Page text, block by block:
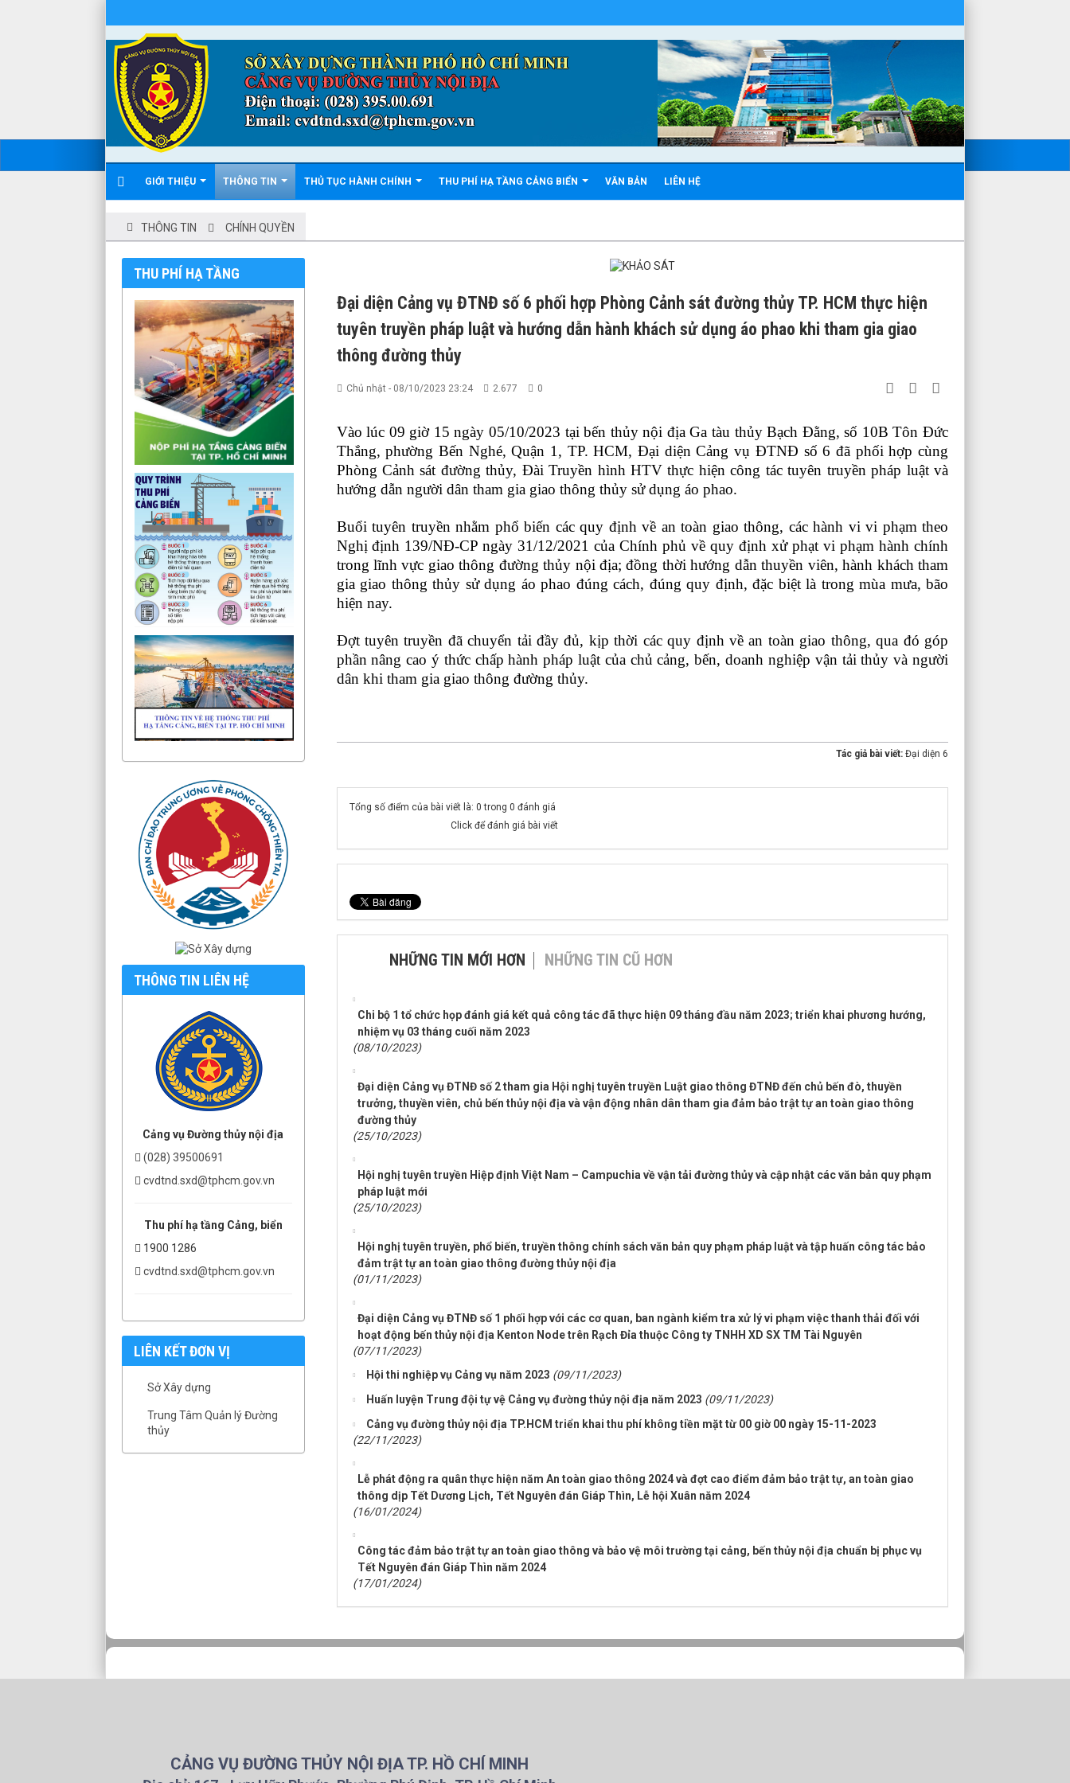
GIỚI THIỆU THÔNG TIN THỦ TỤC HÀNH CHÍNH THU PHÍ HẠ TẦNG CẢNG BIỂN VĂN BẢN LIÊN HỆ
THÔNG TIN CHÍNH QUYỀN
THU PHÍ HẠ TẦNG
THÔNG TIN LIÊN HỆ
Cảng vụ Đường thủy nội địa
(028) 39500691
cvdtnd.sxd@tphcm.gov.vn
Thu phí hạ tầng Cảng, biển
1900 1286
cvdtnd.sxd@tphcm.gov.vn
LIÊN KẾT ĐƠN VỊ
Sở Xây dựng
Trung Tâm Quản lý Đường
thủy
Đại diện Cảng vụ ĐTNĐ số 6 phối hợp Phòng Cảnh sát đường thủy TP. HCM thực hiện
tuyên truyền pháp luật và hướng dẫn hành khách sử dụng áo phao khi tham gia giao
thông đường thủy
Chủ nhật - 08/10/2023 23:24 2.677 0
Vào lúc 09 giờ 15 ngày 05/10/2023 tại bến thủy nội địa Ga tàu thủy Bạch Đằng, số 10B Tôn Đức
Thắng, phường Bến Nghé, Quận 1, TP. HCM, Đại diện Cảng vụ ĐTNĐ số 6 đã phối hợp cùng
Phòng Cảnh sát đường thủy, Đài Truyền hình HTV thực hiện công tác tuyên truyền pháp luật và
hướng dẫn người dân tham gia giao thông thủy sử dụng áo phao.
Buổi tuyên truyền nhằm phổ biến các quy định về an toàn giao thông, các hành vi vi phạm theo
Nghị định 139/NĐ-CP ngày 31/12/2021 của Chính phủ về quy định xử phạt vi phạm hành chính
trong lĩnh vực giao thông đường thủy nội địa; đồng thời hướng dẫn thuyền viên, hành khách tham
gia giao thông thủy sử dụng áo phao đúng cách, đúng quy định, đặc biệt là trong mùa mưa, bão
hiện nay.
Đợt tuyên truyền đã chuyển tải đầy đủ, kịp thời các quy định về an toàn giao thông, qua đó góp
phần nâng cao ý thức chấp hành pháp luật của chủ cảng, bến, doanh nghiệp vận tải thủy và người
dân khi tham gia giao thông đường thủy.
Tác giả bài viết: Đại diện 6
Tổng số điểm của bài viết là: 0 trong 0 đánh giá
Click để đánh giá bài viết
NHỮNG TIN MỚI HƠN NHỮNG TIN CŨ HƠN
Chi bộ 1 tổ chức họp đánh giá kết quả công tác đã thực hiện 09 tháng đầu năm 2023; triển khai phương hướng,
nhiệm vụ 03 tháng cuối năm 2023
(08/10/2023)
Đại diện Cảng vụ ĐTNĐ số 2 tham gia Hội nghị tuyên truyền Luật giao thông ĐTNĐ đến chủ bến đò, thuyền
trưởng, thuyền viên, chủ bến thủy nội địa và vận động nhân dân tham gia đảm bảo trật tự an toàn giao thông
đường thủy
(25/10/2023)
Hội nghị tuyên truyền Hiệp định Việt Nam – Campuchia về vận tải đường thủy và cập nhật các văn bản quy phạm
pháp luật mới
(25/10/2023)
Hội nghị tuyên truyền, phổ biến, truyền thông chính sách văn bản quy phạm pháp luật và tập huấn công tác bảo
đảm trật tự an toàn giao thông đường thủy nội địa
(01/11/2023)
Đại diện Cảng vụ ĐTNĐ số 1 phối hợp với các cơ quan, ban ngành kiểm tra xử lý vi phạm việc thanh thải đối với
hoạt động bến thủy nội địa Kenton Node trên Rạch Đỉa thuộc Công ty TNHH XD SX TM Tài Nguyên
(07/11/2023)
Hội thi nghiệp vụ Cảng vụ năm 2023 (09/11/2023)
Huấn luyện Trung đội tự vệ Cảng vụ đường thủy nội địa năm 2023 (09/11/2023)
Cảng vụ đường thủy nội địa TP.HCM triển khai thu phí không tiền mặt từ 00 giờ 00 ngày 15-11-2023
(22/11/2023)
Lễ phát động ra quân thực hiện năm An toàn giao thông 2024 và đợt cao điểm đảm bảo trật tự, an toàn giao
thông dịp Tết Dương Lịch, Tết Nguyên đán Giáp Thìn, Lễ hội Xuân năm 2024
(16/01/2024)
Công tác đảm bảo trật tự an toàn giao thông và bảo vệ môi trường tại cảng, bến thủy nội địa chuẩn bị phục vụ
Tết Nguyên đán Giáp Thìn năm 2024
(17/01/2024)
CẢNG VỤ ĐƯỜNG THỦY NỘI ĐỊA TP. HỒ CHÍ MINH